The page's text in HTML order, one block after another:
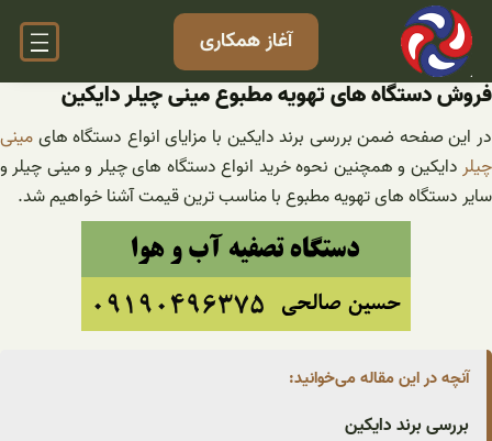
رفتن
محتوا
آغاز همکاری
فروش دستگاه های تهویه مطبوع مینی چیلر دایکین
در این صفحه ضمن بررسی برند دایکین با مزایای انواع دستگاه هایمینی
چیلر دایکین و همچنین نحوه خرید انواع دستگاه های چیلر و مینی چیلر و
سایر دستگاه های تهویه مطبوع با مناسب ترین قیمت آشنا خواهیم شد.
آنچه در این مقاله می‌خوانید:
بررسی برند دایکین